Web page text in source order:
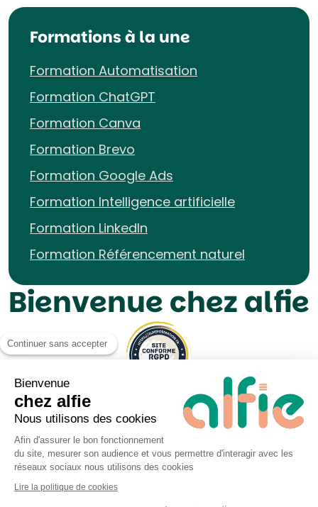
Formations à la une
Formation Automatisation
Formation ChatGPT
Formation Canva
Formation Brevo
Formation Google Ads
Formation Intelligence artificielle
Formation LinkedIn
Formation Référencement naturel
Bienvenue chez alfie
Mentions légales UP&KO
Politique de Cookies
Continuer sans accepter
Bienvenue
chez alfie
Nous utilisons des cookies
Afin d'assurer le bon fonctionnement
du site, mesurer son audience et vous permettre d'interagir avec les
réseaux sociaux nous utilisons des cookies
Lire la politique de cookies